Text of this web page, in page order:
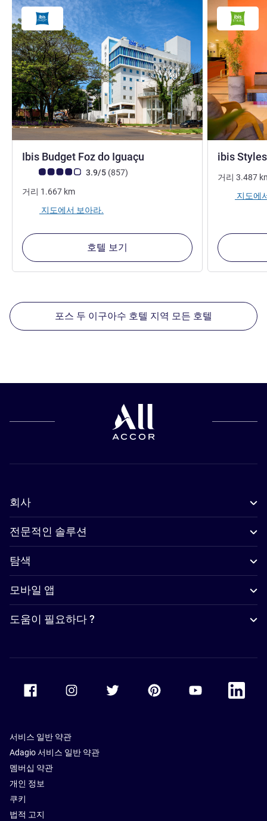
Ibis Budget Foz do Iguaçu
고객 평점 (ALL 평가)3.9/5 (857리뷰
)
거리 1.667 km
지도에서 보아라.
호텔 보기
ibis
거리 3.487
지도에
포스 두 이구아수 호텔 지역 모든 호텔
회사
전문적인 솔루션
탐색
모바일 앱
도움이 필요하다 ?
Accor Facebook Accor TwitterAccor PinterestAccor Youtube
Accor
서비스 일반 약관
Adagio 서비스 일반 약관
멤버십 약관
개인 정보
쿠키
법적 고지